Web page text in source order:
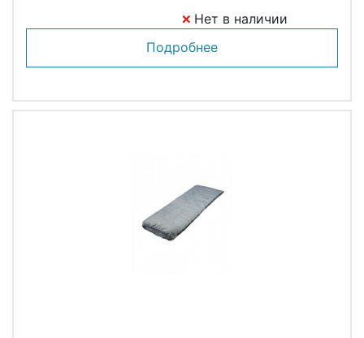
Нет в наличии
Подробнее